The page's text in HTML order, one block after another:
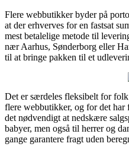
Flere webbutikker byder på
at der erhverves for en fastsat
mest betalelige metode til
nær Aarhus, Sønderborg eller
til at bringe pakken til et
Det er særdeles fleksibelt for
flere webbutikker, og for det har
det nødvendigt at nedskære
babyer, men også til herrer og
gange garantere fragt uden